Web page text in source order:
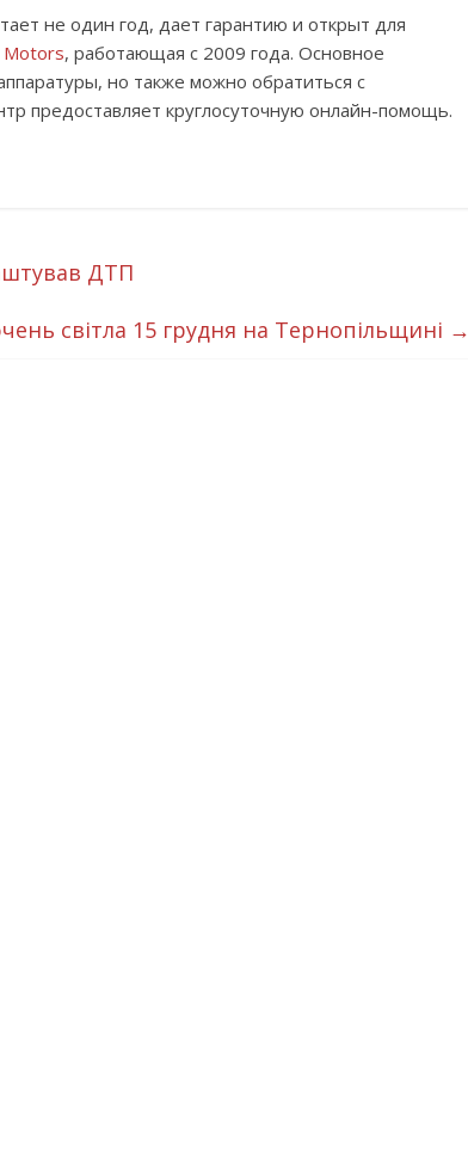
не один год, дает гарантию и открыт для
Motors, работающая с 2009 года. Основное
но также можно обратиться с
предоставляет круглосуточную онлайн-помощь.
ДТП
світла 15 грудня на Тернопільщині →